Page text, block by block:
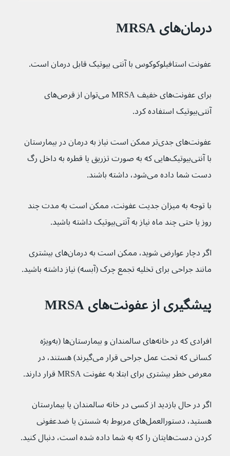
درمان‌های MRSA
عفونت استافیلوکوکوس با آنتی بیوتیک قابل درمان است.
برای عفونت‌های خفیف MRSA می‌توان از قرص‌های
آنتی‌بیوتیک استفاده کرد.
عفونت‌های جدی‌تر ممکن است نیاز به درمان در بیمارستان
با آنتی‌بیوتیک‌هایی که به صورت تزریق یا قطره به داخل رگ
دست شما داده می‌شود، داشته باشند.
با توجه به میزان جدیت عفونت، ممکن است به مدت چند
روز یا حتی چند ماه نیاز به آنتی‌بیوتیک داشته باشید.
اگر دچار عوارض شوید، ممکن است به درمان‌های بیشتری
مانند جراحی برای تخلیه تجمع چرک (آبسه) نیاز داشته باشید.
پیشگیری از عفونت‌های MRSA
افرادی که در خانه‌های سالمندان و بیمارستان‌ها (به‌ویژه
کسانی که تحت عمل جراحی قرار می‌گیرند) هستند، در
معرض خطر بیشتری برای ابتلا به عفونت MRSA قرار دارند.
اگر در حال بازدید از کسی در خانه سالمندان یا بیمارستان
هستید، دستورالعمل‌های مربوط به شستن یا ضدعفونی
کردن دست‌هایتان را که به شما داده شده است، دنبال کنید.